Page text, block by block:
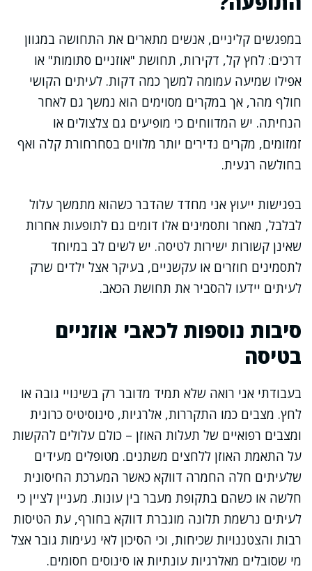
במפגשים קליניים, אנשים מתארים את התחושה במגוון
דרכים: לחץ קל, דקירות, תחושת "אוזניים סתומות" או
אפילו שמיעה עמומה למשך כמה דקות. לעיתים הקושי
חולף מהר, אך במקרים מסוימים הוא נמשך גם לאחר
הנחיתה. יש המדווחים כי מופיעים גם צלצולים או
זמזומים, מקרים נדירים יותר מלווים בסחרחורת קלה ואף
בחולשה רגעית.
בפגישות ייעוץ אני מחדד שהדבר כשהוא מתמשך עלול
לבלבל, מאחר ותסמינים אלו דומים גם לתופעות אחרות
שאינן קשורות ישירות לטיסה. יש לשים לב במיוחד
לתסמינים חוזרים או עקשניים, בעיקר אצל ילדים שרק
לעיתים יידעו להסביר את תחושת הכאב.
סיבות נוספות לכאבי אוזניים
בטיסה
בעבודתי אני רואה שלא תמיד מדובר רק בשינויי גובה או
לחץ. מצבים כמו התקררות, אלרגיות, סינוסיטיס כרונית
ומצבים רפואיים של תעלות האוזן – כולם עלולים להקשות
על התאמת האוזן ללחצים משתנים. מטופלים מעידים
שלעיתים חלה החמרה דווקא כאשר המערכת החיסונית
חלשה או כשהם בתקופת מעבר בין עונות. מעניין לציין כי
לעיתים נרשמת תלונה מוגברת דווקא בחורף, עת הטיסות
רבות והצטננויות שכיחות, וכי הסיכון לאי נעימות גובר אצל
מי שסובלים מאלרגיות עונתיות או סינוסים חסומים.